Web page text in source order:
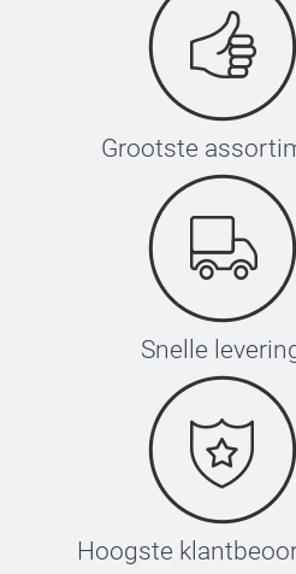
Grootste
Snelle
Hoogste